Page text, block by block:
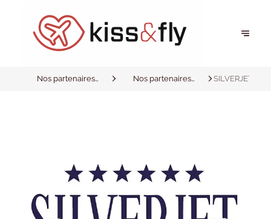
Nos partenaires
Nos partenaires
SILVERJET